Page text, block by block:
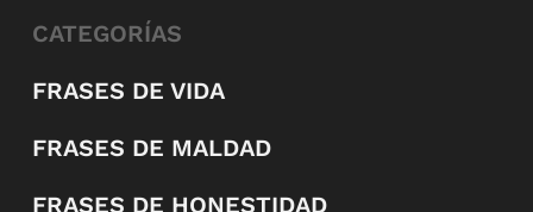
CATEGORÍAS
FRASES DE VIDA
FRASES DE MALDAD
FRASES DE HONESTIDAD